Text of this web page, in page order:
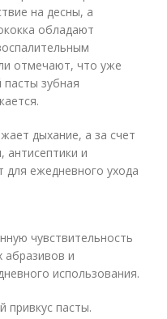
на десны, а
обладают
отмечают, что уже
пасты зубная
дыхание, а за счет
и
для ежедневного ухода
чувствительность
абразивов и
использования.
привкус пасты.